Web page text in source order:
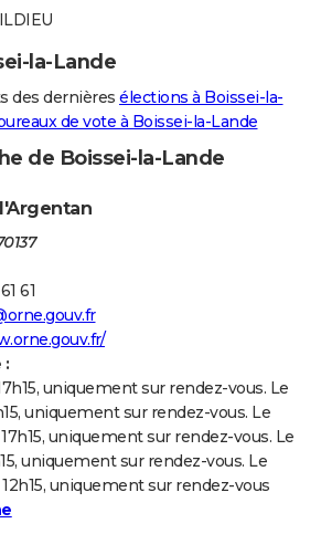
la-Lande
des dernières élections à Boissei-la-
de vote à Boissei-la-Lande
de Boissei-la-Lande
61
:
uniquement sur rendez-vous. Le
uniquement sur rendez-vous. Le
uniquement sur rendez-vous. Le
uniquement sur rendez-vous. Le
uniquement sur rendez-vous